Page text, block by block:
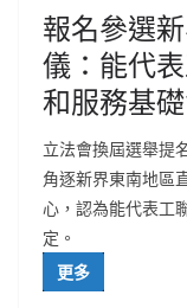
報名參選
儀：能代
和服務基
立法會換屆選舉提
角逐新界東南地區
心，認為能代表工
定。
更多